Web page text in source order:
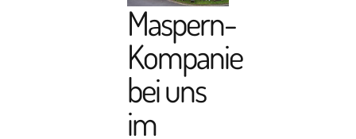
Maspern-
Kompanie
bei uns
im